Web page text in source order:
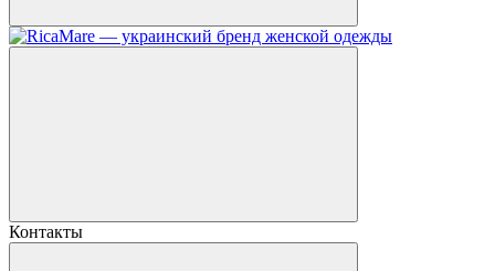
Контакты